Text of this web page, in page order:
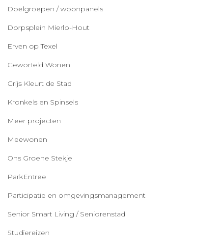
Doelgroepen / woonpanels
Dorpsplein Mierlo-Hout
Erven op Texel
Geworteld Wonen
Grijs Kleurt de Stad
Kronkels en Spinsels
Meer projecten
Meewonen
Ons Groene Stekje
ParkEntree
Participatie en omgevingsmanagement
Senior Smart Living / Seniorenstad
Studiereizen